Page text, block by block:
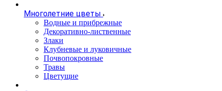
Многолетние цветы
Водные и прибрежные
Декоративно-лиственные
Злаки
Клубневые и луковичные
Почвопокровные
Травы
Цветущие